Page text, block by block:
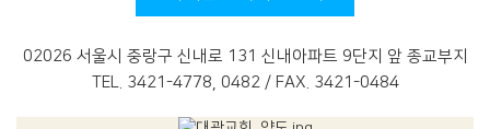
02026 서울시 중랑구 신내로 131 신내아파트 9단지 앞 종교부지
TEL. 3421-4778, 0482 / FAX. 3421-0484